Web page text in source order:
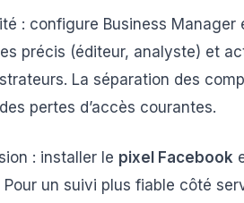
: configure Business
précis (éditeur, analyste) et
La séparation des
pertes d’accès courantes.
: installer le pixel Facebook
un suivi plus fiable côté